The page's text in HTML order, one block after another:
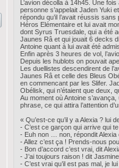
L’avion décolla à 14h45. Une
personne s’appelait Jaden Yuki
répondu qu’il l’avait réussis
Héros Elémentaire et lui avait
dont Syrus Truesdale, qui a été
Jaunes Râ et qui jouait 6 decks
Antoine quant à lui avait été
Enfin après 3 heures de vol,
Depuis les hublots on pouvait
Les duellistes descendirent de
Jaunes Râ et celle des Bleus
en commencant par les Slifer.
Obélisk, qui n’étaient que deux,
Au moment où Antoine
phrase, ce qui attira l’attention
« Qu’est-ce qu’il y a Alexia ? lui
- C’est ce garçon qui arrive qui
- Euh non … non, répondit Alexia
- Allez c’est ça ! Prends-nous
- Bon d’accord c’est vrai, dit
- J’ai toujours raison ! dit
- C’est vrai qu’il est pas mal, je